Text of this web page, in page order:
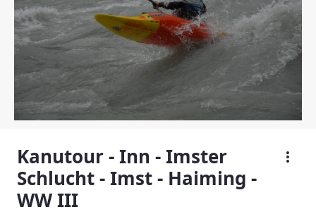
Kanutour - Inn - Imster
Schlucht - Imst - Haiming -
WW III